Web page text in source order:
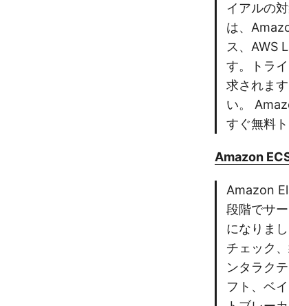
イアルの
は、
ス、AWS
す。トラ
求されま
い。
すぐ無料
Amazon
Amazon
段階でサ
になりま
チェック
ンタラク
フト、ベ